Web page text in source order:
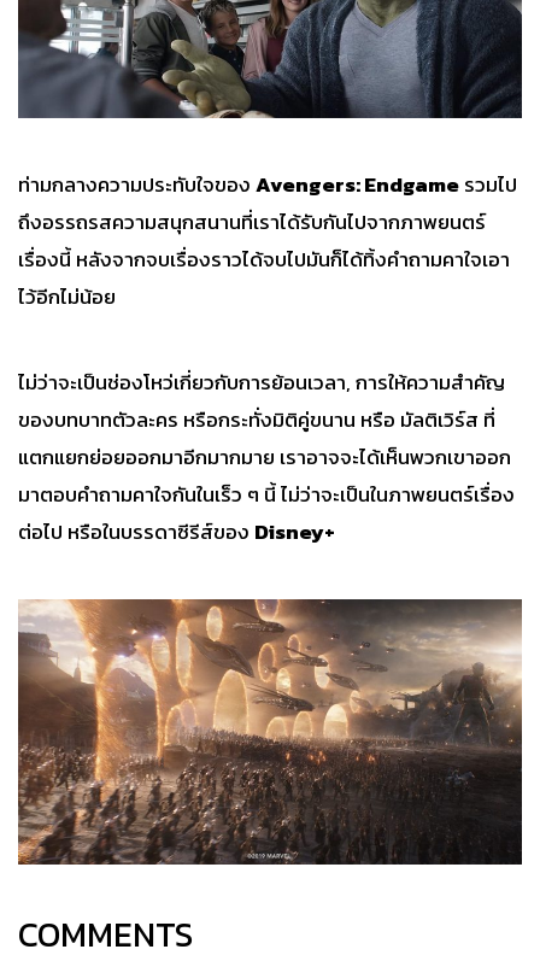
ท่ามกลางความประทับใจของAvengers: Endgameรวมไป
ถึงอรรถรสความสนุกสนานที่เราได้รับกันไปจากภาพยนตร์
เรื่องนี้ หลังจากจบเรื่องราวได้จบไปมันก็ได้ทิ้งคำถามคาใจเอา
ไว้อีกไม่น้อย
ไม่ว่าจะเป็นช่องโหว่เกี่ยวกับการย้อนเวลา, การให้ความสำคัญ
ของบทบาทตัวละคร หรือกระทั่งมิติคู่ขนาน หรือ มัลติเวิร์ส ที่
แตกแยกย่อยออกมาอีกมากมาย เราอาจจะได้เห็นพวกเขาออก
มาตอบคำถามคาใจกันในเร็ว ๆ นี้ ไม่ว่าจะเป็นในภาพยนตร์เรื่อง
ต่อไป หรือในบรรดาซีรีส์ของ Disney+
COMMENTS